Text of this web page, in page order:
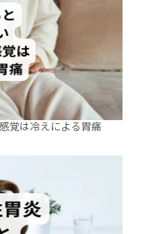
覚は冷えによる胃痛